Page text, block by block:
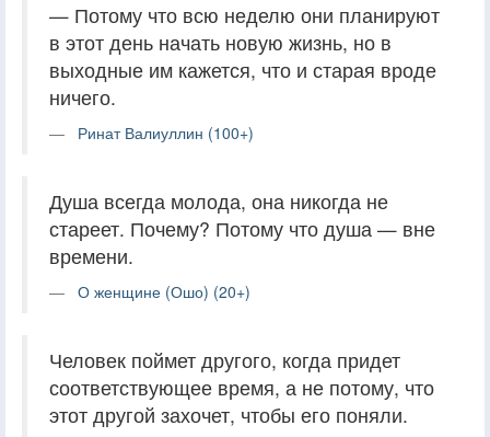
— Потому что всю неделю они планируют
в этот день начать новую жизнь, но в
выходные им кажется, что и старая вроде
ничего.
Ринат Валиуллин (100+)
Душа всегда молода, она никогда не
стареет. Почему? Потому что душа — вне
времени.
О женщине (Ошо) (20+)
Человек поймет другого, когда придет
соответствующее время, а не потому, что
этот другой захочет, чтобы его поняли.